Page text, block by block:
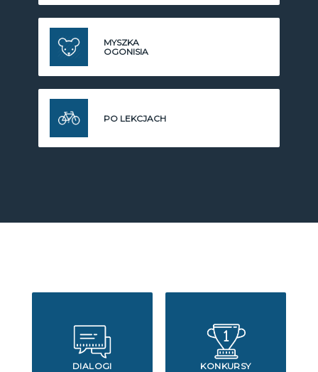
MYSZKA
OGONISIA
PO LEKCJACH
DIALOGI KONKURSY